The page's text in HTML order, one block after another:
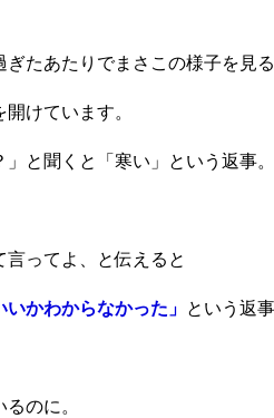
ぎたあたりでまさこの様子を見
けています。
」と聞くと「寒い」という返事。
言ってよ、と伝えると
いかわからなかった」 という返
のに。